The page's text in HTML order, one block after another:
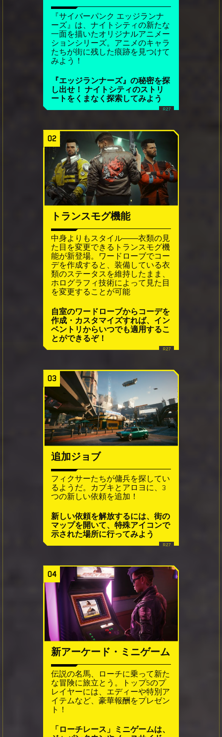
『サイバーパンク エッジランナ
ーズ』は、ナイトシティの新たな
一面を描いたオリジナルアニメー
ションシリーズ。アニメのキャラ
たちが街に残した痕跡を見つけて
みよう！
『エッジランナーズ』の秘密を探
し出せ！ ナイトシティのストリ
ートをくまなく探索してみよう
02
トランスモグ機能
中身よりもスタイル――衣類の見
た目を変更できるトランスモグ機
能が新登場。ワードローブでコー
デを作成すると、装備している衣
類のステータスを維持したまま、
ホログラフィ技術によって見た目
を変更することが可能
自室のワードローブからコーデを
作成・カスタマイズすれば、イン
ベントリからいつでも適用するこ
とができるぞ！
03
追加ジョブ
フィクサーたちが傭兵を探してい
るようだ。カブキとアロヨに、3
つの新しい依頼を追加！
新しい依頼を解放するには、街の
マップを開いて、特殊アイコンで
示された場所に行ってみよう
04
新アーケード・ミニゲーム
伝説の名馬、ローチに乗って新た
な冒険に旅立とう。トップ5のプ
レイヤーには、エディーや特別ア
イテムなど、豪華報酬をプレゼン
ト！
「ローチレース」ミニゲームは、